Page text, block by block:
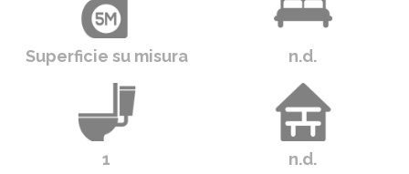
Superficie su misura n.d.
1 n.d.